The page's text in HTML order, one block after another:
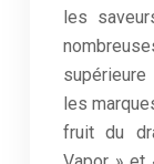
les
les
fruit du